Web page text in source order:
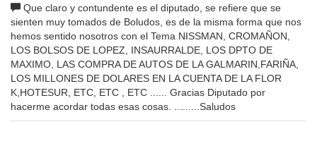
Que claro y contundente es el diputado, se refiere que se
sienten muy tomados de Boludos, es de la misma forma que nos
hemos sentido nosotros con el Tema NISSMAN, CROMAÑON,
LOS BOLSOS DE LOPEZ, INSAURRALDE, LOS DPTO DE
MAXIMO, LAS COMPRA DE AUTOS DE LA GALMARIN,FARIÑA,
LOS MILLONES DE DOLARES EN LA CUENTA DE LA FLOR
K,HOTESUR, ETC, ETC , ETC ...... Gracias Diputado por
hacerme acordar todas esas cosas. .........Saludos